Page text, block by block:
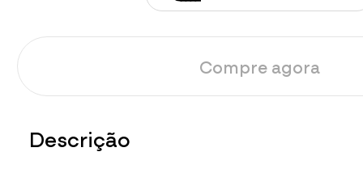
Compre agora
Descrição